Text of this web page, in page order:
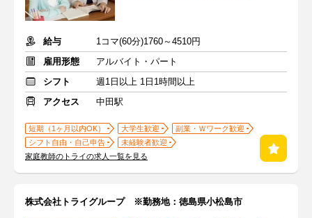
給与
1コマ(60分)1760～4510円
雇用形態
アルバイト・パート
シフト
週1日以上 1日1時間以上
アクセス
中田駅
短期（1ヶ月以内OK） 大学生歓迎
副業・Ｗワーク歓迎
シフト自由・自己申告
未経験者歓迎
家庭教師のトライの求人一覧を見る
株式会社トライグループ ※勤務地：徳島県小松島市